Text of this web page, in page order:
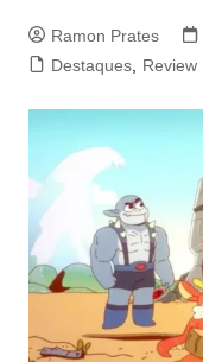
Ramon Prates
Destaques, Review